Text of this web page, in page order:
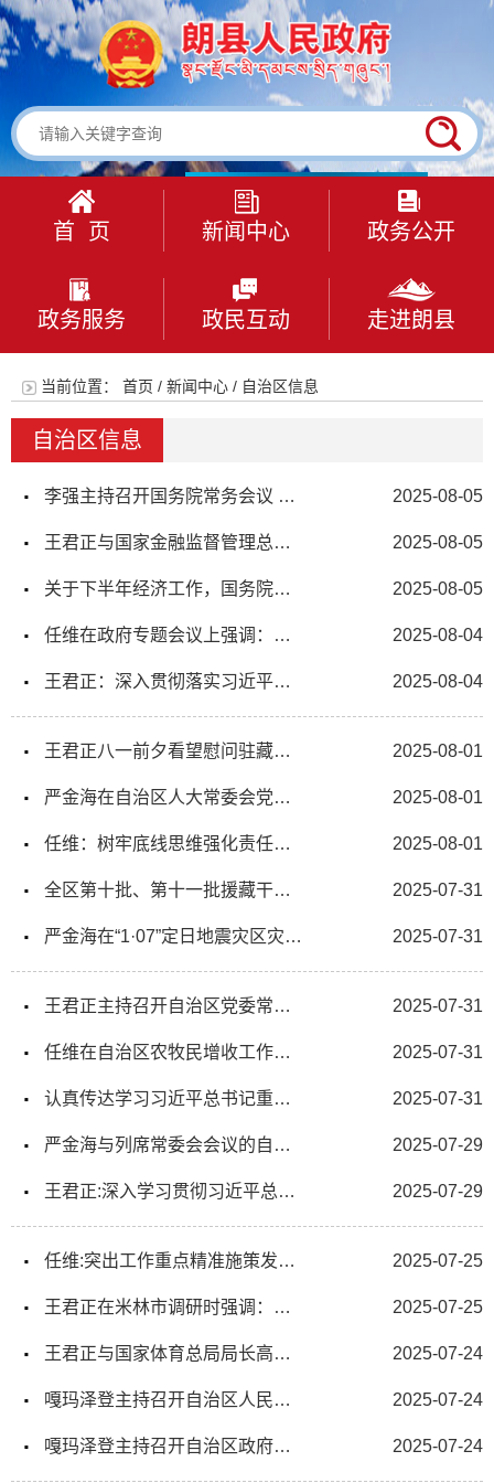
首 页 新闻中心 政务公开
政务服务 政民互动 走进朗县
当前位置： 首页 / 新闻中心 / 自治区信息
自治区信息
2025-08-05
李强主持召开国务院常务会议 学习贯彻习近平总书记关于上半年经济形势和做好下半年经济工作重要讲话精神等
2025-08-05
王君正与国家金融监督管理总局局长李云泽座谈
2025-08-05
关于下半年经济工作，国务院多部门发声
2025-08-04
任维在政府专题会议上强调：以重点项目建设为牵引 持续推动西藏高质量发展
2025-08-04
王君正：深入贯彻落实习近平总书记重要指示精神加快推动科技事业发展为社会主义现代化新西藏建设提供坚实科技支撑
2025-08-01
王君正八一前夕看望慰问驻藏部队官兵
2025-08-01
严金海在自治区人大常委会党组理论学习中心组2025年第7次（扩大）学习会上强调
2025-08-01
任维：树牢底线思维强化责任落实全力以赴做好冰湖灾害防治各项工作
2025-07-31
全区第十批、第十一批援藏干部人才迎送大会召开
2025-07-31
严金海在“1·07”定日地震灾区灾后恢复重建工作领导小组第三次会议上强调：提高思想认识突出攻坚重点盯紧核心要素凝聚各方力量 确保如期高质量完成灾后恢复重建任务
2025-07-31
王君正主持召开自治区党委常委会（扩大）会议：认真传达学习习近平总书记重要讲话精神
2025-07-31
任维在自治区农牧民增收工作会议上强调：凝心聚力 久久为功 千方百计促进农牧民增收
2025-07-31
认真传达学习习近平总书记重要讲话精神：认真传达学习习近平总书记重要讲话精神
2025-07-29
严金海与列席常委会会议的自治区人大代表和县级人大常委会负责同志座谈时强调
2025-07-29
王君正:深入学习贯彻习近平总书记重要指示精神积极主动作为提升全区审计监督质效
2025-07-25
任维:突出工作重点精准施策发力不断推进数字西藏高质量发展任维在自治区大数据中心调研时强调
2025-07-25
王君正在米林市调研时强调：关心群众生产生活 注意工作方式方法 做好国家重大工程服务工作 让现代化建设成果更多更好惠及农牧民群众
2025-07-24
王君正与国家体育总局局长高志丹座谈
2025-07-24
嘎玛泽登主持召开自治区人民政府党组会议
2025-07-24
嘎玛泽登主持召开自治区政府常务会议 分析研判上半年全区经济形势安排部署下一步重点工作